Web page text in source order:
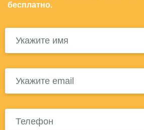
бесплатно.